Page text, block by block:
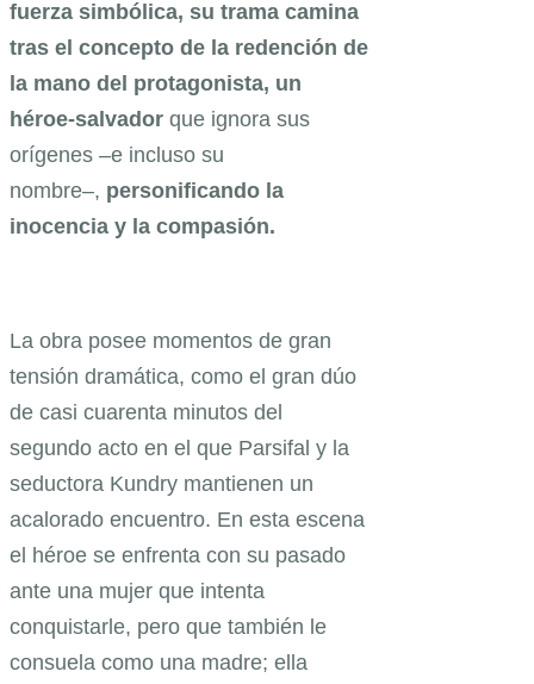
fuerza simbólica, su trama camina
tras el concepto de la redención de
la mano del protagonista, un
héroe-salvador que ignora sus
orígenes –e incluso su
nombre–, personificando la
inocencia y la compasión.
La obra posee momentos de gran
tensión dramática, como el gran dúo
de casi cuarenta minutos del
segundo acto en el que Parsifal y la
seductora Kundry mantienen un
acalorado encuentro. En esta escena
el héroe se enfrenta con su pasado
ante una mujer que intenta
conquistarle, pero que también le
consuela como una madre; ella